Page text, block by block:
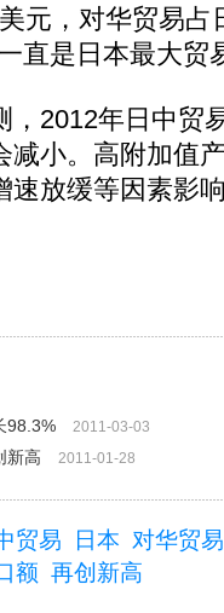
元，对华贸易占
直是日本最大贸
2012年日中贸
减小。高附加值
速放缓等因素影
98.3% 2011-03-03
新高 2011-01-28
贸易 日本 对华贸易
额 再创新高